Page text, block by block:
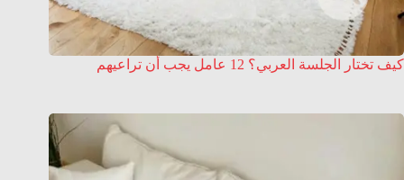
كيف تختار الجلسة العربي؟ 12 عامل يجب أن تراعيهم